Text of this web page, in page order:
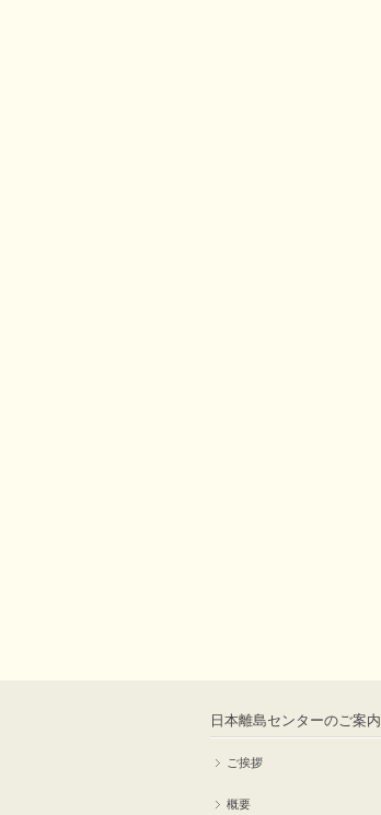
日本離島センターのご案内
ご挨拶
概要